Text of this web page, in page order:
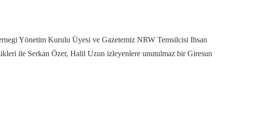
Yönetim Kurulu Üyesi ve Gazetemiz NRW Temsilcisi Ihsan
ile Serkan Özer, Halil Uzun izleyenlere unutulmaz bir Giresun